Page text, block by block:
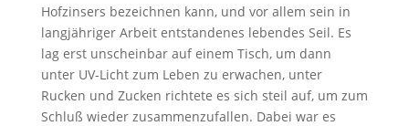
Hofzinsers bezeichnen kann, und vor allem sein in
langjähriger Arbeit entstandenes lebendes Seil. Es
lag erst unscheinbar auf einem Tisch, um dann
unter UV-Licht zum Leben zu erwachen, unter
Rucken und Zucken richtete es sich steil auf, um zum
Schluß wieder zusammenzufallen. Dabei war es